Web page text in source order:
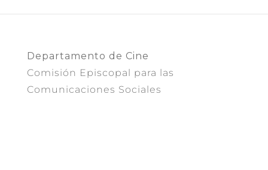
Departamento de Cine
Comisión Episcopal para las
Comunicaciones Sociales